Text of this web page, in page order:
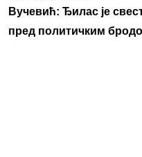
Вучевић: Ђилас је
пред политичким